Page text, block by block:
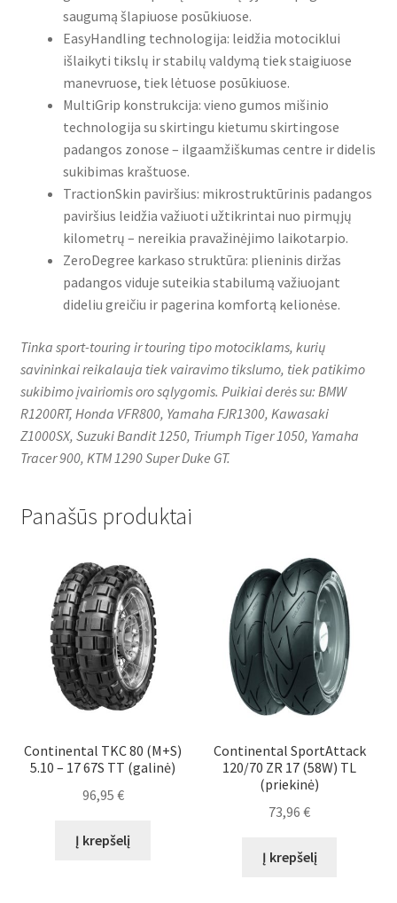
saugumą šlapiuose posūkiuose.
EasyHandling technologija: leidžia motociklui
išlaikyti tikslų ir stabilų valdymą tiek staigiuose
manevruose, tiek lėtuose posūkiuose.
MultiGrip konstrukcija: vieno gumos mišinio
technologija su skirtingu kietumu skirtingose
padangos zonose – ilgaamžiškumas centre ir didelis
sukibimas kraštuose.
TractionSkin paviršius: mikrostruktūrinis padangos
paviršius leidžia važiuoti užtikrintai nuo pirmųjų
kilometrų – nereikia pravažinėjimo laikotarpio.
ZeroDegree karkaso struktūra: plieninis diržas
padangos viduje suteikia stabilumą važiuojant
dideliu greičiu ir pagerina komfortą kelionėse.
Tinka sport-touring ir touring tipo motociklams, kurių
savininkai reikalauja tiek vairavimo tikslumo, tiek patikimo
sukibimo įvairiomis oro sąlygomis. Puikiai derės su: BMW
R1200RT, Honda VFR800, Yamaha FJR1300, Kawasaki
Z1000SX, Suzuki Bandit 1250, Triumph Tiger 1050, Yamaha
Tracer 900, KTM 1290 Super Duke GT.
Panašūs produktai
Continental TKC 80 (M+S)
5.10 – 17 67S TT (galinė)
96,95 €
Į krepšelį
Continental SportAttack
120/70 ZR 17 (58W) TL
(priekinė)
73,96€
Į krepšelį